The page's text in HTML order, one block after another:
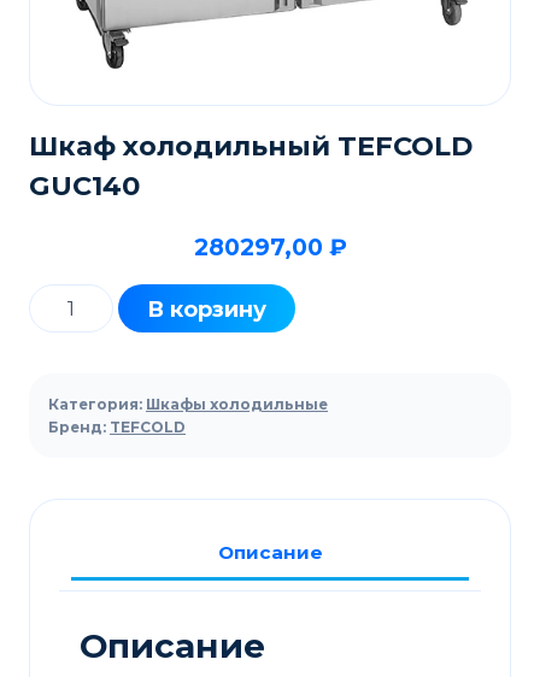
Шкаф холодильный TEFCOLD
GUC140
280297,00 ₽
Количество
товара
холодильный
TEFCOLD
В корзину
Категория: Шкафы холодильные
Бренд: TEFCOLD
Описание
Описание